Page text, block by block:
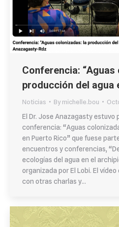
Conferencia:
producción del agua
Noticias Bymichelle.bou
El Dr. Jose Anazagasty estuvo
conferencia: “Aguas
en Puerto Rico” que fuese
encuentros y conferencias,
ecologías del agua en el
organizada por El Lobi. El
con otras charlas y…